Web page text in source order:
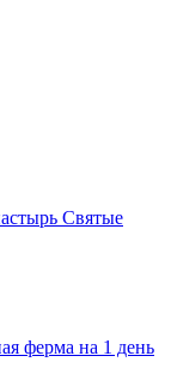
Святые
ферма на 1 день